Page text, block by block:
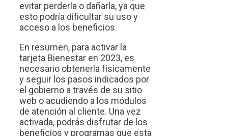
evitar perderla o dañarla, ya que
esto podría dificultar su uso y
acceso a los beneficios.
En resumen, para activar la
tarjeta Bienestar en 2023, es
necesario obtenerla físicamente
y seguir los pasos indicados por
el gobierno a través de su sitio
web o acudiendo a los módulos
de atención al cliente. Una vez
activada, podrás disfrutar de los
beneficios y programas que esta